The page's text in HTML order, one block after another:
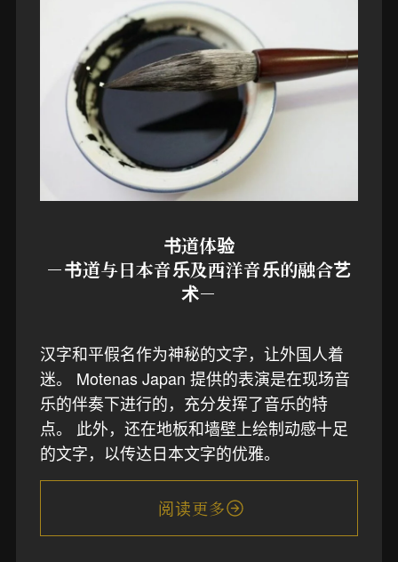
书道体验
－书道与日本音乐及西洋音乐的融合艺
术－
汉字和平假名作为神秘的文字，让外国人着
迷。 Motenas Japan 提供的表演是在现场音
乐的伴奏下进行的，充分发挥了音乐的特
点。 此外，还在地板和墙壁上绘制动感十足
的文字，以传达日本文字的优雅。
阅读更多